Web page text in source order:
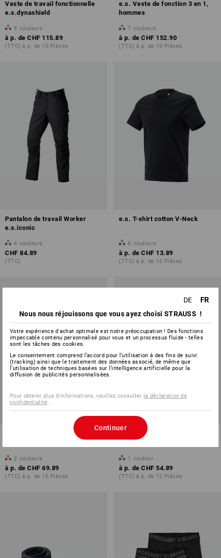
Veste de travail fonctionnelle
e.s.dynashield
9 couleurs
à p. de CHF 115.89
(TTC) à p. de 10 Pièces
e.s. Veste de fonction 3 en 1,
hommes
7 couleurs
à p. de CHF 152.90
(TTC) à p. de 10 Pièces
Pantalon de travail Worker
e.s.iconic
4 couleurs
CHF 84.89
(TTC)
e.s. T-shirt cotton V-Neck
6 couleurs
à p. de CHF 13.89
(TTC) à p. de 10 Pièces
e.s. Pantalon de travail base,
2 couleurs
à p. de CHF 69.89
(TTC) à p. de 10 Pièces
Pantalon de cuisinier Elegance
1 couleur
à p. de CHF 54.89
(TTC) à p. de 10 Pièces
DE FR
Nous nous réjouissons que vous ayez choisi STRAUSS !
Votre expérience d'achat optimale est notre préoccupation ! Des fonctions
impeccable contenu personnalisé pour vous et un processus fluide - telles
sont les tâches des cookies.
Le consentement comprend l’accord pour l’utilisation à des fins de suivi
(tracking) ainsi que le traitement des données associé, de même que
l’utilisation de techniques basées sur l’intelligence artificielle pour la
diffusion de publicités personnalisées.
Pour obtenir plus d'informations, veuillez consulter la déclaration de
confidentialité
Continuer